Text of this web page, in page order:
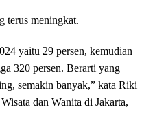
terus meningkat.
yaitu 29 persen, kemudian
320 persen. Berarti yang
semakin banyak,” kata Riki
dan Wanita di Jakarta,